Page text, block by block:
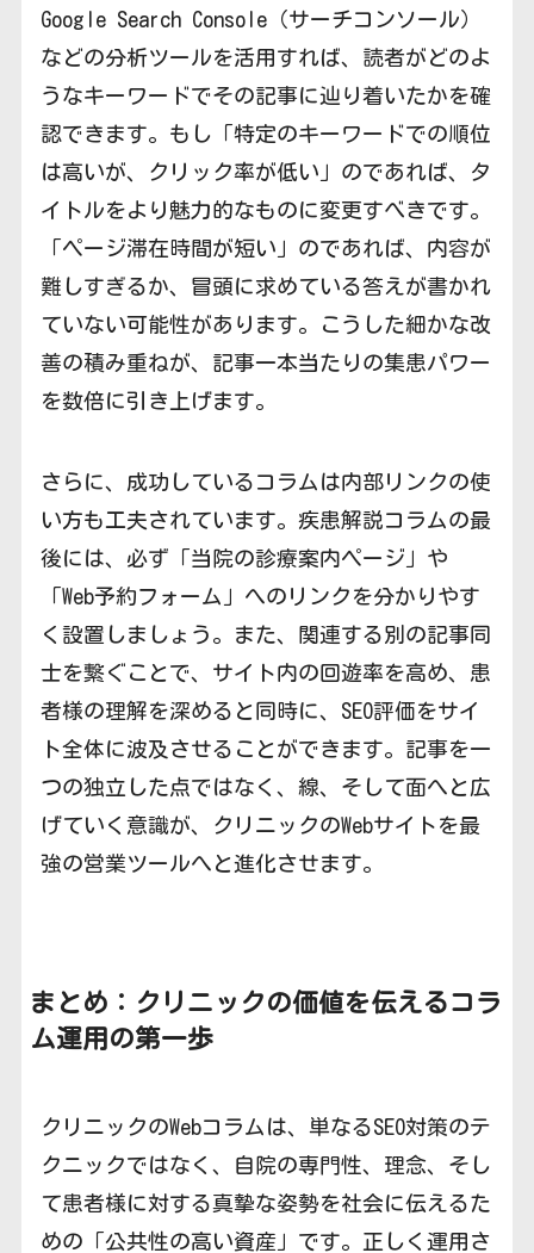
Google Search Console（サーチコンソール）
などの分析ツールを活用すれば、読者がどのよ
うなキーワードでその記事に辿り着いたかを確
認できます。もし「特定のキーワードでの順位
は高いが、クリック率が低い」のであれば、タ
イトルをより魅力的なものに変更すべきです。
「ページ滞在時間が短い」のであれば、内容が
難しすぎるか、冒頭に求めている答えが書かれ
ていない可能性があります。こうした細かな改
善の積み重ねが、記事一本当たりの集患パワー
を数倍に引き上げます。
さらに、成功しているコラムは内部リンクの使
い方も工夫されています。疾患解説コラムの最
後には、必ず「当院の診療案内ページ」や
「Web予約フォーム」へのリンクを分かりやす
く設置しましょう。また、関連する別の記事同
士を繋ぐことで、サイト内の回遊率を高め、患
者様の理解を深めると同時に、SEO評価をサイ
ト全体に波及させることができます。記事を一
つの独立した点ではなく、線、そして面へと広
げていく意識が、クリニックのWebサイトを最
強の営業ツールへと進化させます。
まとめ：クリニックの価値を伝えるコラ
ム運用の第一歩
クリニックのWebコラムは、単なるSEO対策のテ
クニックではなく、自院の専門性、理念、そし
て患者様に対する真摯な姿勢を社会に伝えるた
めの「公共性の高い資産」です。正しく運用さ